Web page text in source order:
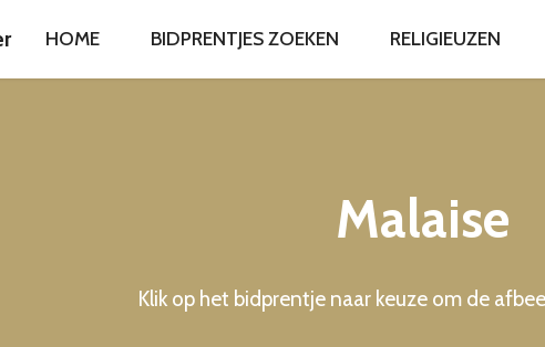
HOME BIDPRENTJES ZOEKEN RELIGIEUZEN
Malaise
Klik op het bidprentje naar keuze om de